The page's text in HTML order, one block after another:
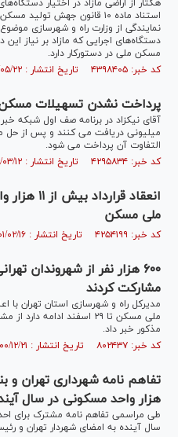
هكتار از اراضی مازاد در اختيار
استناد ماده ۱۰ قانون جهش
نمايندگی از وزارت راه و شهرسازی
دستگاه‌های اجرایی که مازاد بر نیاز
مسكن ملی در دستوركار دارد.
کد خبر: ۴۳۹۸۴۰۵ تاریخ انتشار : ۱۴۰۱/۰۵/۲۲
پرداخت نشدن تسهیلات
التفاوت آن پرداخت می شود.
کد خبر: ۴۲۹۵۸۳۴ تاریخ انتشار : ۱۴۰۱/۰۳/۱۲
انعقاد
ملی مسکن
کد خبر: ۴۲۵۴۱۹۹ تاریخ انتشار : ۱۴۰۱/۰۲/۱۶
۶۰۰ هزار نفر از شهروندان
مشارکت کردند
مدیرکل راه و شهرسازی استان تهران با
مذکور خبر داد.
کد خبر: ۸۰۲۴۳۷ تاریخ انتشار : ۱۴۰۰/۱۲/۲۱
هزار واحد مسکونی در سال
سال آینده به امضای شهردار تهران و